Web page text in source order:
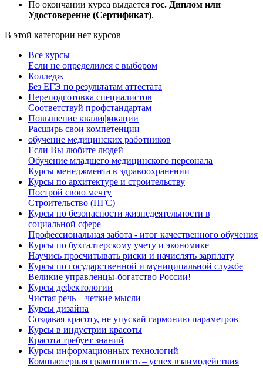
По окончании курса выдается гос. Диплом или
Удостоверение (Сертификат).
В этой категории нет курсов
Все курсы
Если не определился с выбором
Колледж
Без ЕГЭ по результатам аттестата
Переподготовка специалистов
Соответствуй профстандартам
Повышение квалификации
Расширь свои компетенции
обучение медицинских работников
Если Вы любите людей
Обучение младшего медицинского персонала
Курсы менеджмента в здравоохранении
Курсы по архитектуре и строительству
Построй свою мечту
Строительство (ПГС)
Курсы по безопасности жизнедеятельности в
социальной сфере
Профессиональная забота - итог качественного обучения
Курсы по бухгалтерскому учету и экономике
Научись просчитывать риски и начислять зарплату
Курсы по государственной и муниципальной службе
Великие управленцы-богатство России!
Курсы дефектологии
Чистая речь – четкие мысли
Курсы дизайна
Создавая красоту, не упускай гармонию параметров
Курсы в индустрии красоты
Красота требует знаний
Курсы информационных технологий
Компьютерная грамотность – успех взаимодействия